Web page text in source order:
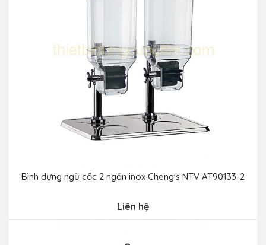
Bình đựng ngũ cốc 2 ngăn inox Cheng's NTV AT90133-2
Liên hệ